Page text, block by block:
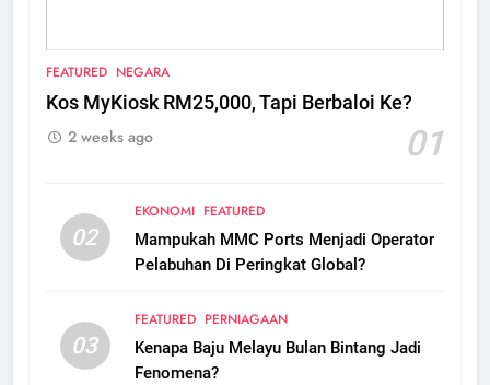
FEATURED NEGARA
Kos MyKiosk RM25,000, Tapi Berbaloi Ke?
01
2 weeks ago
02
EKONOMI FEATURED
Mampukah MMC Ports Menjadi Operator
Pelabuhan Di Peringkat Global?
03
FEATURED PERNIAGAAN
Kenapa Baju Melayu Bulan Bintang Jadi
Fenomena?